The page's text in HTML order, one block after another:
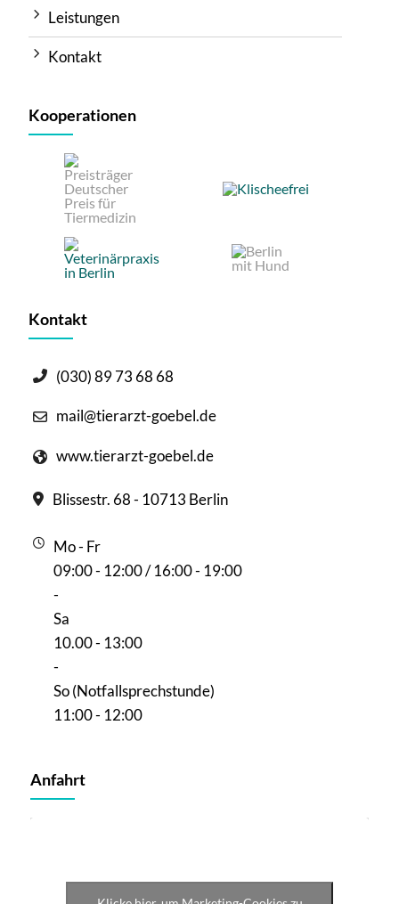
Leistungen
Kontakt
Kooperationen
Kontakt
(030) 89 73 68 68
mail@tierarzt-goebel.de
www.tierarzt-goebel.de
Blissestr. 68 - 10713 Berlin
Mo - Fr
09:00 - 12:00 / 16:00 - 19:00
-
Sa
10.00 - 13:00
-
So (Notfallsprechstunde)
11:00 - 12:00
Anfahrt